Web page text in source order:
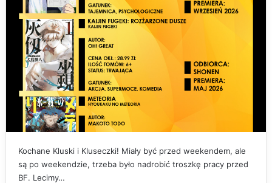
Kochane Kluski i Kluseczki! Miały być przed weekendem, ale
są po weekendzie, trzeba było nadrobić troszkę pracy przed
BF. Lecimy…